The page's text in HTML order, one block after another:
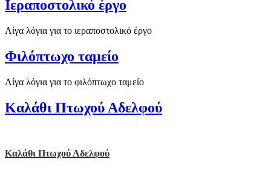
Ιεραποστολικό έργο
Λίγα λόγια για το ιεραποστολικό έργο
Φιλόπτωχο ταμείο
Λίγα λόγια για το φιλόπτωχο ταμείο
Καλάθι Πτωχού Αδελφού
Καλάθι Πτωχού Αδελφού